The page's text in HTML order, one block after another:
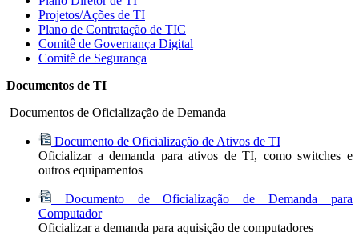
Projetos/Ações de TI
Plano de Contratação de TIC
Comitê de Governança Digital
Comitê de Segurança
Documentos de TI
Documentos de Oficialização de Demanda
Documento de Oficialização de Ativos de TI
Oficializar a demanda para ativos de TI, como switches e
outros equipamentos
Documento de Oficialização de Demanda para
Computador
Oficializar a demanda para aquisição de computadores